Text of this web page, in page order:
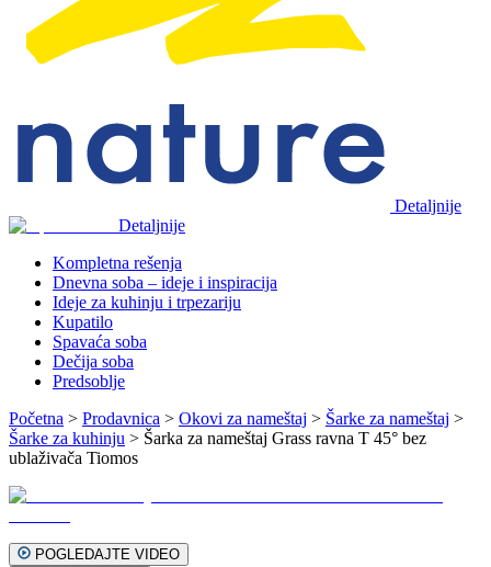
Detaljnije
Detaljnije
Kompletna rešenja
Dnevna soba – ideje i inspiracija
Ideje za kuhinju i trpezariju
Kupatilo
Spavaća soba
Dečija soba
Predsoblje
Početna > Prodavnica > Okovi za nameštaj > Šarke za nameštaj >
Šarke za kuhinju > Šarka za nameštaj Grass ravna T 45° bez
ublaživača Tiomos
POGLEDAJTE VIDEO